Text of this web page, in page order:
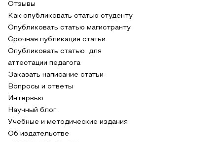
Отзывы
Как опубликовать статью студенту
Опубликовать статью магистранту
Срочная публикация статьи
Опубликовать статью для
аттестации педагога
Заказать написание статьи
Вопросы и ответы
Интервью
Научный блог
Учебные и методические издания
Об издательстве